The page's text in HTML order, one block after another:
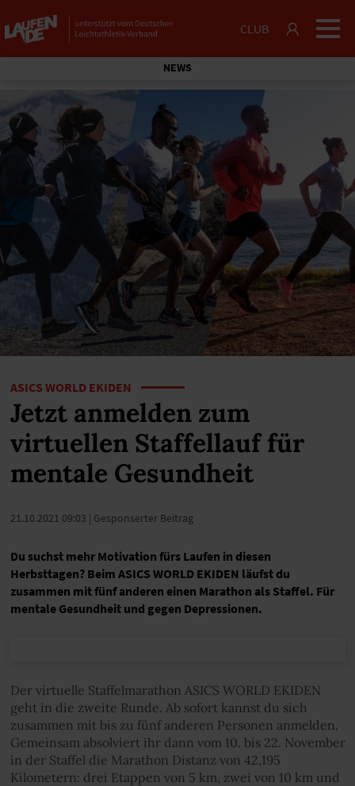
CLUB
NEWS
ASICS WORLD EKIDEN
Jetzt anmelden zum
virtuellen Staffellauf für
mentale Gesundheit
21.10.2021 09:03 | Gesponserter Beitrag
Du suchst mehr Motivation fürs Laufen in diesen
Herbsttagen? Beim ASICS WORLD EKIDEN läufst du
zusammen mit fünf anderen einen Marathon als Staffel. Für
mentale Gesundheit und gegen Depressionen.
Der virtuelle Staffelmarathon ASICS WORLD EKIDEN
geht in die zweite Runde. Ab sofort kannst du sich
zusammen mit bis zu fünf anderen Personen anmelden.
Gemeinsam absolviert ihr dann vom 10. bis 22. November
in der Staffel die Marathon Distanz von 42,195
Kilometern: drei Etappen von 5 km, zwei von 10 km und